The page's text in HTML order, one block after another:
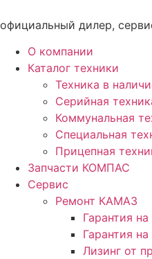
к
официальный дилер,
О компании
Каталог техники
Техника в
Серийная
Коммунальная
Специальная
Прицепная
Запчасти КОМПАС
Сервис
Ремонт КАМАЗ
Гарантия
Гарантия
Лизинг от